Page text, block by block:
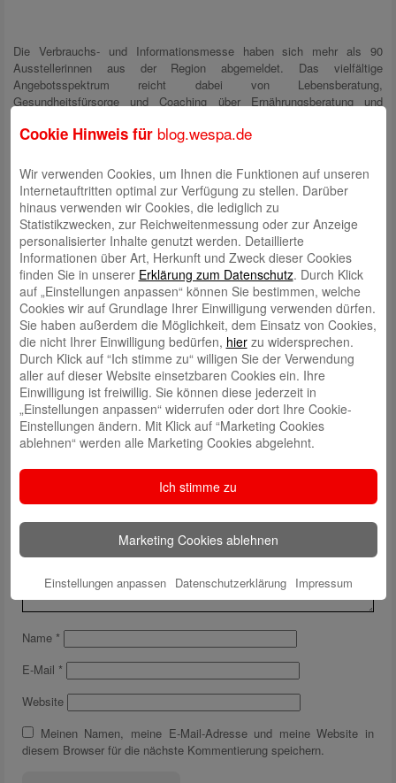
Die Verbrauchs- und Informationsmesse haben sich mehr als 90
Ausstellerinnen aus der Region abgemeldet. Das vielfältige
Angebotsspektrum reicht dabei von Lebensberatung,
Gesundheitsfürsorge und Coaching über Ernährungsberatung und
Immobilienbewertung. Zwei Beraterinnen informieren am Stand der
Ein buntes Programm mit Vorträgen und Aufführungen sowie das
Angebot von herzhafter Küche bis zu köstlichen Kuchen von regionalen
Gastronominnen runden die Veranstaltung ab. Wie schon in den
Vorjahren ist der Besuch der Messe kostenlos und eine Kinderbetreuung
vorhanden.
http://www.unternehmerinnen-messe.net/
Schreibe einen Kommentar
Deine E-Mail-Adresse wird nicht veröffentlicht. Erforderliche Felder
Name *
E-Mail *
Website
Meinen Namen, meine E-Mail-Adresse und meine Website in
diesem Browser für die nächste Kommentierung speichern.
Cookie Hinweis für blog.wespa.de
Wir verwenden Cookies, um Ihnen die Funktionen auf unseren
Internetauftritten optimal zur Verfügung zu stellen. Darüber
hinaus verwenden wir Cookies, die lediglich zu
Statistikzwecken, zur Reichweitenmessung oder zur Anzeige
personalisierter Inhalte genutzt werden. Detaillierte
Informationen über Art, Herkunft und Zweck dieser Cookies
finden Sie in unserer Erklärung zum Datenschutz. Durch Klick
auf „Einstellungen anpassen“ können Sie bestimmen, welche
Cookies wir auf Grundlage Ihrer Einwilligung verwenden dürfen.
Sie haben außerdem die Möglichkeit, dem Einsatz von Cookies,
die nicht Ihrer Einwilligung bedürfen, hierzu widersprechen.
Durch Klick auf “Ich stimme zu“ willigen Sie der Verwendung
aller auf dieser Website einsetzbaren Cookies ein. Ihre
Einwilligung ist freiwillig. Sie können diese jederzeit in
„Einstellungen anpassen“ widerrufen oder dort Ihre Cookie-
Einstellungen ändern. Mit Klick auf “Marketing Cookies
ablehnen“ werden alle Marketing Cookies abgelehnt.
Ich stimme zu
Marketing Cookies ablehnen
Einstellungen anpassen Datenschutzerklärung Impressum